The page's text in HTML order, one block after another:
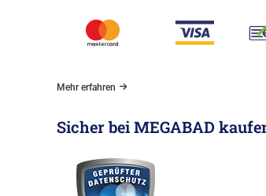
Mehr erfahren
Sicher bei MEGABAD